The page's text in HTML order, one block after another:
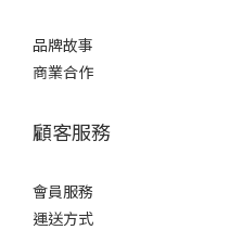
品牌故事
商業合作
顧客服務
會員服務
運送方式